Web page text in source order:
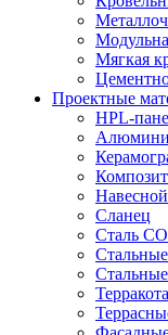
Мягкая
Проектные
HPL-
Сланец
Сталь